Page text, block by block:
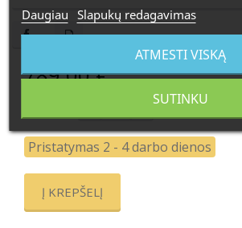
789,00 €
Pristatymas 2 - 4 darbo dienos
Į KREPŠELĮ
Daugiau Slapukų redagavimas
ATMESTI VISKĄ
SUTINKU